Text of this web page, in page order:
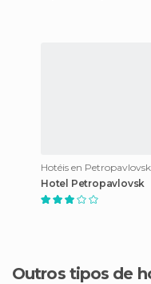
Hotel Petropavlovsk
Outros tipos de